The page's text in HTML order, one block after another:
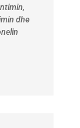
dhe